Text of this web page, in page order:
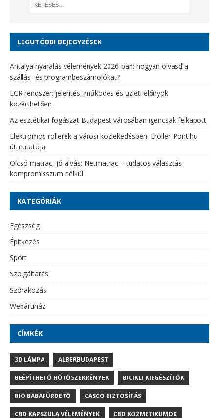
LEGUTÓBBI BEJEGYZÉSEK
Antalya nyaralás vélemények 2026-ban: hogyan olvasd a
szállás- és programbeszámolókat?
ECR rendszer: jelentés, működés és üzleti előnyök
közérthetően
Az esztétikai fogászat Budapest városában igencsak felkapott
Elektromos rollerek a városi közlekedésben: Eroller-Pont.hu
útmutatója
Olcsó matrac, jó alvás: Netmatrac – tudatos választás
kompromisszum nélkül
KATEGÓRIÁK
Egészség
Építkezés
Sport
Szolgáltatás
Szórakozás
Webáruház
CÍMKÉK
3D LÁMPA ALBERBUDAPEST
BEÉPÍTHETŐ HŰTŐSZEKRÉNYEK BICIKLI KIEGÉSZÍTŐK
BIO BABAFÜRDETŐ CASCO BIZTOSÍTÁS
CBD KAPSZULA VÉLEMÉNYEK CBD KOZMETIKUMOK